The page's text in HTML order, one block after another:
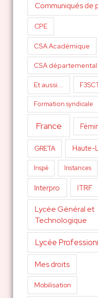
Communiqués de
CPE
CSA Académique
CSA départemental
Et aussi...
Formation syndicale
France
GRETA Haute-
Inspé Instances
Interpro ITRF
Lycée Général et
Technologique
Lycée
Mes droits
Mobilisation